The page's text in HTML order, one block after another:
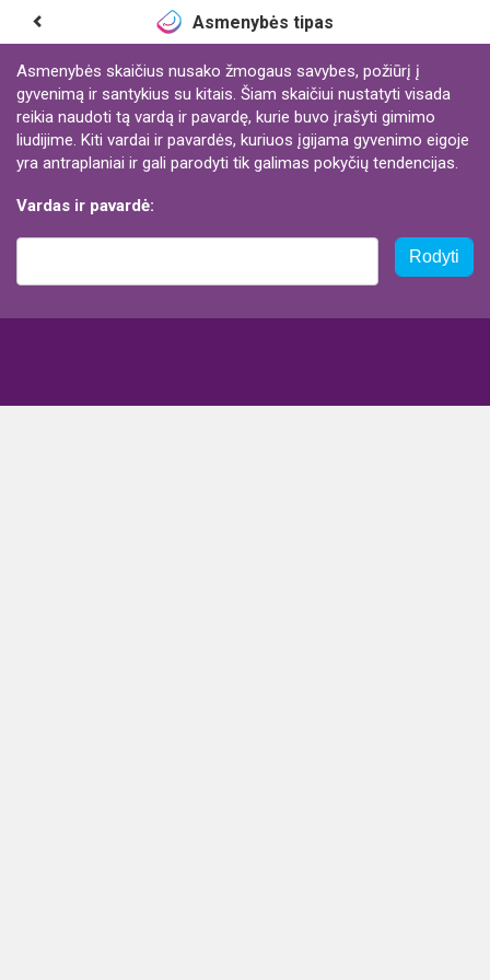
Asmenybės tipas
Asmenybės skaičius nusako žmogaus savybes, požiūrį į
gyvenimą ir santykius su kitais. Šiam skaičiui nustatyti visada
reikia naudoti tą vardą ir pavardę, kurie buvo įrašyti gimimo
liudijime. Kiti vardai ir pavardės, kuriuos įgijama gyvenimo eigoje
yra antraplaniai ir gali parodyti tik galimas pokyčių tendencijas.
Vardas ir pavardė:
Rodyti